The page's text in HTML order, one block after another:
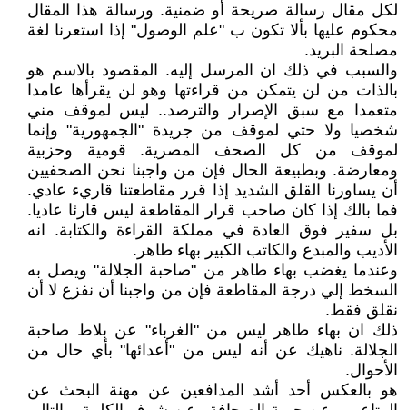
لكل مقال رسالة صريحة أو ضمنية. ورسالة هذا المقال
محكوم عليها بألا تكون ب "علم الوصول" إذا استعرنا لغة
مصلحة البريد.
والسبب في ذلك ان المرسل إليه. المقصود بالاسم هو
بالذات من لن يتمكن من قراءتها وهو لن يقرأها عامدا
متعمدا مع سبق الإصرار والترصد.. ليس لموقف مني
شخصيا ولا حتي لموقف من جريدة "الجمهورية" وإنما
لموقف من كل الصحف المصرية. قومية وحزبية
ومعارضة. وبطبيعة الحال فإن من واجبنا نحن الصحفيين
أن يساورنا القلق الشديد إذا قرر مقاطعتنا قاريء عادي.
فما بالك إذا كان صاحب قرار المقاطعة ليس قارئا عاديا.
بل سفير فوق العادة في مملكة القراءة والكتابة. انه
الأديب والمبدع والكاتب الكبير بهاء طاهر.
وعندما يغضب بهاء طاهر من "صاحبة الجلالة" ويصل به
السخط إلي درجة المقاطعة فإن من واجبنا أن نفزع لا أن
نقلق فقط.
ذلك ان بهاء طاهر ليس من "الغرباء" عن بلاط صاحبة
الجلالة. ناهيك عن أنه ليس من "أعدائها" بأي حال من
الأحوال.
هو بالعكس أحد أشد المدافعين عن مهنة البحث عن